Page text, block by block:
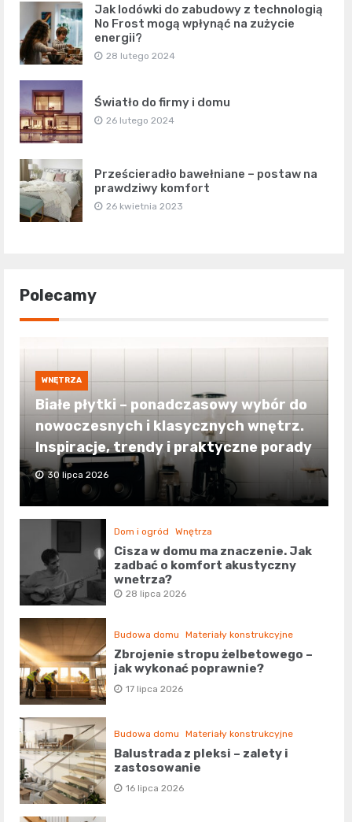
Jak lodówki do zabudowy z technologią
No Frost mogą wpłynąć na zużycie
energii?
28 lutego 2024
Światło do firmy i domu
26 lutego 2024
Prześcieradło bawełniane – postaw na
prawdziwy komfort
26 kwietnia 2023
Polecamy
WNĘTRZA
Białe płytki – ponadczasowy wybór do
nowoczesnych i klasycznych wnętrz.
Inspiracje, trendy i praktyczne porady
30 lipca 2026
Dom i ogród Wnętrza
Cisza w domu ma znaczenie. Jak
zadbać o komfort akustyczny
wnętrza?
28 lipca 2026
Budowa domu Materiały konstrukcyjne
Zbrojenie stropu żelbetowego –
jak wykonać poprawnie?
17 lipca 2026
Budowa domu Materiały konstrukcyjne
Balustrada z pleksi – zalety i
zastosowanie
16 lipca 2026